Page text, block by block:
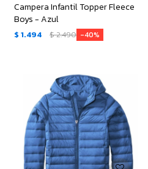
Campera Infantil Topper Fleece
Boys - Azul
$ 1.494 $2.490 40